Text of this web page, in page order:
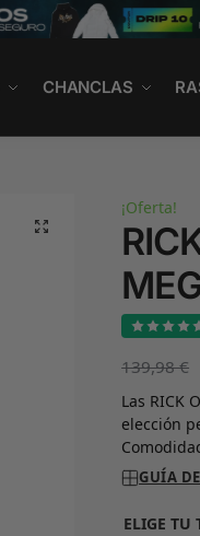
CHANCLAS
¡Oferta!
139,98€
Las RICK
elección
GUÍA
ELIGE TU